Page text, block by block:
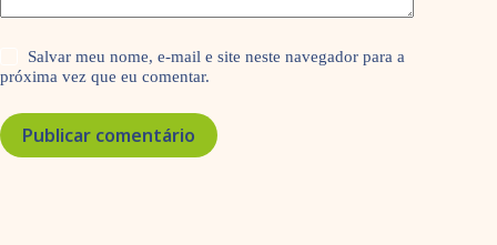
Salvar meu nome, e-mail e site neste navegador para a
próxima vez que eu comentar.
Publicar comentário